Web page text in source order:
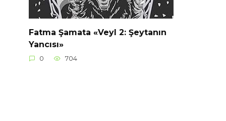
Fatma Şamata «Veyl 2: Şeytanın
Yancısı»
0 704